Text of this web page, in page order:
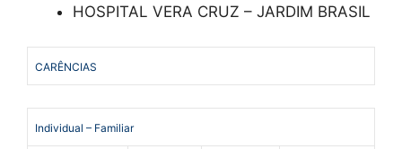
HOSPITAL VERA CRUZ – JARDIM BRASIL
CARÊNCIAS
Individual – Familiar